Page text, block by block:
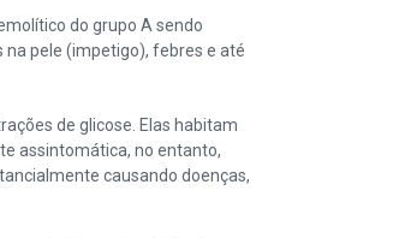
do grupo A sendo
na pele (impetigo), febres e até
de glicose. Elas habitam
assintomática, no entanto,
causando doenças,